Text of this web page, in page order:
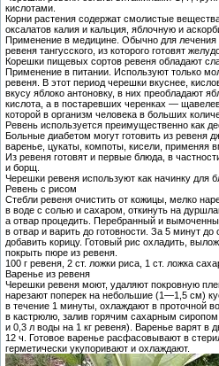
кислотами.
Корни растения содержат смолистые
оксалатов калия и кальция, яблочную и
Применение в медицине. Обычно для лечения
ревеня тангусского, из которого готовят
Корешки пищевых сортов ревеня обладают
Применение в питании. Используют только
ревеня. В этот период черешки вкуснее,
вкусу яблоко антоновку, в них преобладают
кислота, а в постаревших черенках —
которой в организм человека в больших
Ревень используется преимущественно как
Больные диабетом могут готовить из ревеня
варенье, цукаты, компоты, кисели, применяя
Из ревеня готовят и первые блюда, в
и борщ.
Черешки ревеня используют как начинку для
Ревень с рисом
Стебли ревеня очистить от кожицы, мелко
в воде с солью и сахаром, откинуть на
а отвар процедить. Перебранный и
в отвар и варить до готовности. За 5 минут до
добавить корицу. Готовый рис охладить,
покрыть пюре из ревеня.
100 г ревеня, 2 ст. ложки риса, 1 ст. ложка
Варенье из ревеня
Черешки ревеня моют, удаляют покровную
нарезают поперек на небольшие (1—1,5 см)
в течение 1 минуты, охлаждают в проточной
в кастрюлю, залив горячим сахарным
и 0,3 л воды на 1 кг ревеня). Варенье варят в
12 ч. Готовое варенье расфасовывают в
герметически укупоривают и охлаждают.